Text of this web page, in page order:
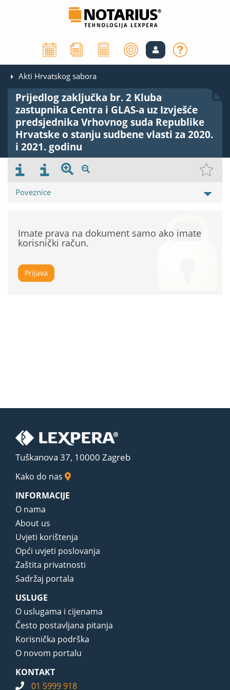
Akti Hrvatskog sabora
Prijedlog zaključka br. 2 Kluba
zastupnika Centra i GLAS-a uz Izvješće
predsjednika Vrhovnog suda Republike
Hrvatske o stanju sudbene vlasti za 2020.
i 2021. godinu
Poveznice
Imate prava na dokument samo ako imate
korisnički račun.
Prijava
Tuškanova 37, 10000 Zagreb
Kako do nas
INFORMACIJE
O nama
About us
Uvjeti korištenja
Opći uvjeti poslovanja
Zaštita privatnosti
Sadržaj portala
USLUGE
O uslugama i cijenama
Često postavljana pitanja
Korisnička podrška
O novom portalu
KONTAKT
01 5999 918